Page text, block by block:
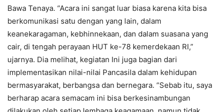
Bawa Tenaya. “Acara ini sangat luar biasa karena kita bisa
berkomunikasi satu dengan yang lain, dalam
keanekaragaman, kebhinnekaan, dan dalam suasana yang
cair, di tengah perayaan HUT ke-78 kemerdekaan RI,”
ujarnya. Dia melihat, kegiatan Ini juga bagian dari
implementasikan nilai-nilai Pancasila dalam kehidupan
bermasyarakat, berbangsa dan bernegara. “Sebab itu, saya
berharap acara semacam ini bisa berkesinambungan